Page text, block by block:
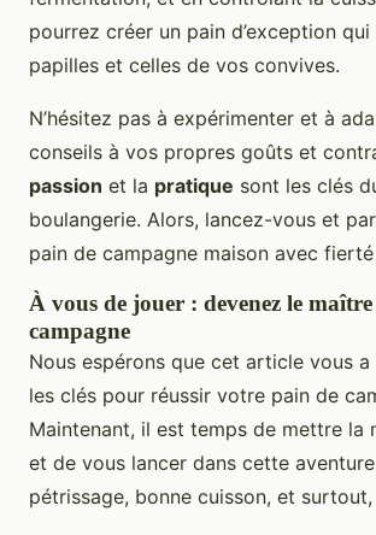
pourrez créer un pain d’exception
papilles et celles de vos convives.
N’hésitez pas à expérimenter et à
conseils à vos propres goûts et
passion et la pratique sont les clés
boulangerie. Alors, lancez-vous et
pain de campagne maison avec fierté
À vous de jouer : devenez le
campagne
Nous espérons que cet article vous
les clés pour réussir votre pain de
Maintenant, il est temps de mettre la
et de vous lancer dans cette
pétrissage, bonne cuisson, et